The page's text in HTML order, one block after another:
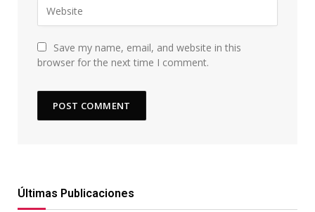
Save my name, email, and website in this
browser for the next time I comment.
Últimas Publicaciones